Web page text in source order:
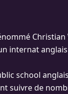
Christian
internat
school
suivre de